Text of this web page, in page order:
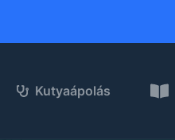
Kutyaápolás